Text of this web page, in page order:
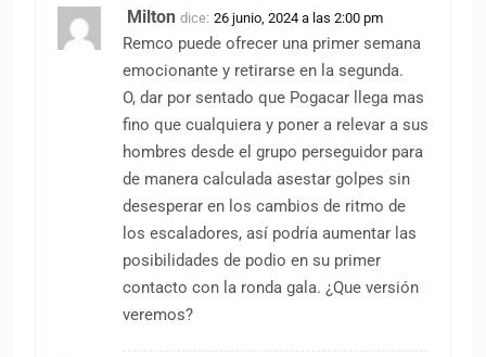
Milton dice: 26 junio, 2024 a las 2:00 pm
Remco puede ofrecer una primer semana
emocionante y retirarse en la segunda.
O, dar por sentado que Pogacar llega mas
fino que cualquiera y poner a relevar a sus
hombres desde el grupo perseguidor para
de manera calculada asestar golpes sin
desesperar en los cambios de ritmo de
los escaladores, así podría aumentar las
posibilidades de podio en su primer
contacto con la ronda gala. ¿Que versión
veremos?